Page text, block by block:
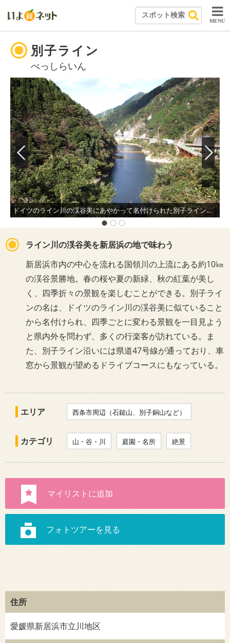
MENU
別子ライン
べっしらいん
ドイツのライン川の渓谷美にあやかって名付けられた別子ラインでは、春夏秋冬の風景を望むことができる。渓谷美の美しさは、新日本百景や四国20景、四国の自然100選などにも選ばれている。
ライン川の渓谷美を新居浜の地で味わう
新居浜市内の中心を流れる国領川の上流にある約10㎞
の渓谷景勝地。春の桜や夏の新緑、秋の紅葉が美し
く、四季折々の景観を楽しむことができる。別子ライ
ンの名は、ドイツのライン川の渓谷美に似ていること
から名付けられ、四季ごとに変わる景観を一目見よう
と県内外を問わず、多くの行楽客が訪れている。ま
た、別子ライン沿いには県道47号線が通っており、車
窓から景観が望めるドライブコースにもなっている。
エリア 西条市周辺（石鎚山、別子銅山など）
カテゴリ 山・谷・川 庭園・名所 絶景
住所
愛媛県新居浜市立川地区